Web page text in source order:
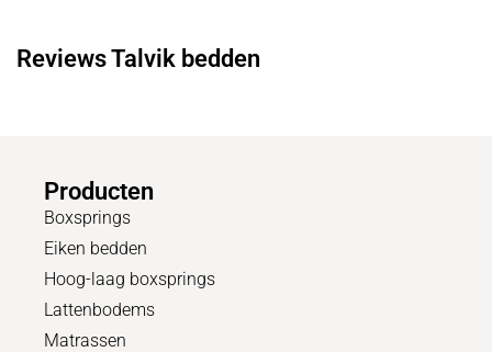
Reviews Talvik bedden
Producten
Boxsprings
Eiken bedden
Hoog-laag boxsprings
Lattenbodems
Matrassen